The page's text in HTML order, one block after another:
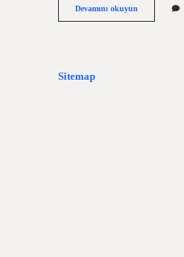
Devamını okuyun Türkiyenin
En
Sitemap